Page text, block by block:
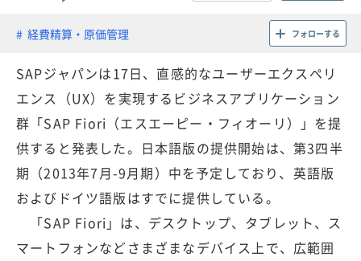
経費精算・原価管理 フォローする
SAPジャパンは17日、直感的なユーザーエクスペリ
エンス（UX）を実現するビジネスアプリケーション
群「SAP Fiori（エスエーピー・フィオーリ）」を提
供すると発表した。日本語版の提供開始は、第3四半
期（2013年7月-9月期）中を予定しており、英語版
およびドイツ語版はすでに提供している。
「SAP Fiori」は、デスクトップ、タブレット、ス
マートフォンなどさまざまなデバイス上で、広範囲